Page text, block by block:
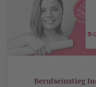
Berufseinstieg